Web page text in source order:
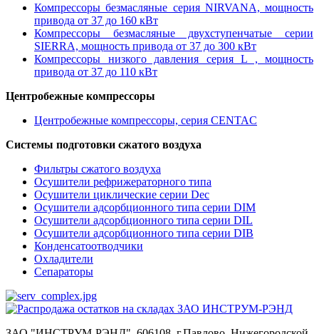
Компрессоры безмасляные серия NIRVANA, мощность
привода от 37 до 160 кВт
Компрессоры безмасляные двухступенчатые серии
SIERRA, мощность привода от 37 до 300 кВт
Компрессоры низкого давления серия L , мощность
привода от 37 до 110 кВт
Центробежные компрессоры
Центробежные компрессоры, серия CENTAC
Системы подготовки сжатого воздуха
Фильтры сжатого воздуха
Осушители рефрижераторного типа
Осушители циклические серии Dec
Осушители адсорбционного типа серии DIM
Осушители адсорбционного типа серии DIL
Осушители адсорбционного типа серии DIB
Конденсатоотводчики
Охладители
Сепараторы